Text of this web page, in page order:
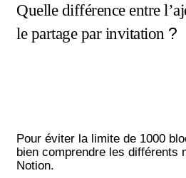
Quelle différence entre
le partage par invitation ?
Pour éviter la limite de 1000
bien comprendre les différents
Notion.